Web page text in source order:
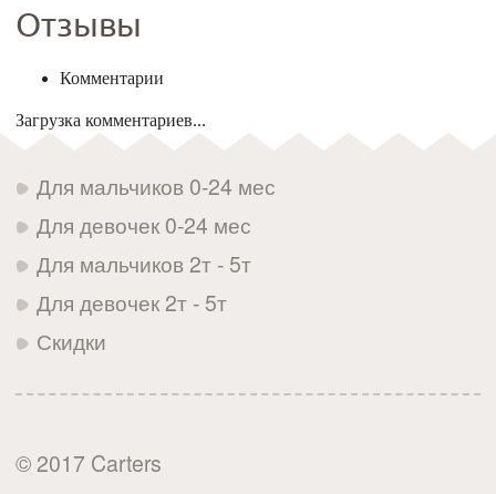
Отзывы
Комментарии
Загрузка комментариев...
Для мальчиков 0-24 мес
Для девочек 0-24 мес
Для мальчиков 2т - 5т
Для девочек 2т - 5т
Скидки
© 2017 Carters